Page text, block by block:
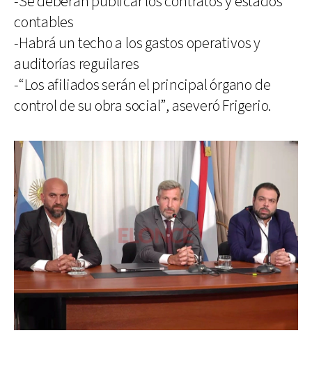
contables
-Habrá un techo a los gastos operativos y
auditorías reguilares
-“Los afiliados serán el principal órgano de
control de su obra social”, aseveró Frigerio.